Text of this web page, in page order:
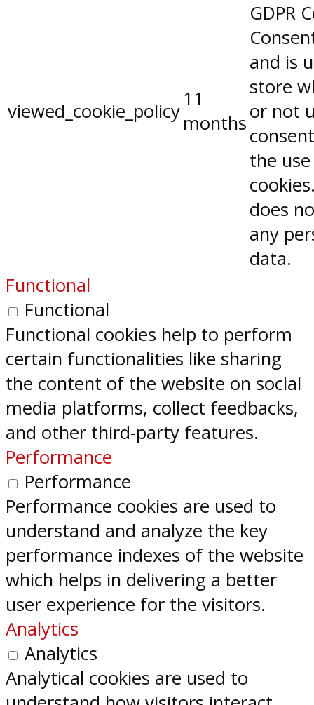
viewed_cookie_policy
11
months
GDPR
and is
store
or not
the
does
any
data.
Functional
Functional
Functional cookies help to perform
certain functionalities like sharing
the content of the website on social
media platforms, collect feedbacks,
and other third-party features.
Performance
Performance
Performance cookies are used to
understand and analyze the key
performance indexes of the website
which helps in delivering a better
user experience for the visitors.
Analytics
Analytics
Analytical cookies are used to